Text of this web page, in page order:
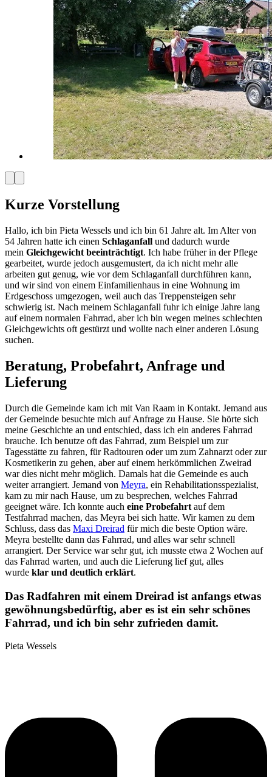
Kurze Vorstellung
Hallo, ich bin Pieta Wessels und ich bin 61 Jahre alt. Im Alter von
54 Jahren hatte ich einen Schlaganfall und dadurch wurde
mein Gleichgewicht beeinträchtigt. Ich habe früher in der Pflege
gearbeitet, wurde jedoch ausgemustert, da ich nicht mehr alle
arbeiten gut genug, wie vor dem Schlaganfall durchführen kann,
und wir sind von einem Einfamilienhaus in eine Wohnung im
Erdgeschoss umgezogen, weil auch das Treppensteigen sehr
schwierig ist. Nach meinem Schlaganfall fuhr ich einige Jahre lang
auf einem normalen Fahrrad, aber ich bin wegen meines schlechten
Gleichgewichts oft gestürzt und wollte nach einer anderen Lösung
suchen.
Beratung, Probefahrt, Anfrage und
Lieferung
Durch die Gemeinde kam ich mit Van Raam in Kontakt. Jemand aus
der Gemeinde besuchte mich auf Anfrage zu Hause. Sie hörte sich
meine Geschichte an und entschied, dass ich ein anderes Fahrrad
brauche. Ich benutze oft das Fahrrad, zum Beispiel um zur
Tagesstätte zu fahren, für Radtouren oder um zum Zahnarzt oder zur
Kosmetikerin zu gehen, aber auf einem herkömmlichen Zweirad
war dies nicht mehr möglich. Damals hat die Gemeinde es auch
weiter arrangiert. Jemand von Meyra, ein Rehabilitationsspezialist,
kam zu mir nach Hause, um zu besprechen, welches Fahrrad
geeignet wäre. Ich konnte auch eine Probefahrt auf dem
Testfahrrad machen, das Meyra bei sich hatte. Wir kamen zu dem
Schluss, dass das Maxi Dreirad für mich die beste Option wäre.
Meyra bestellte dann das Fahrrad, und alles war sehr schnell
arrangiert. Der Service war sehr gut, ich musste etwa 2 Wochen auf
das Fahrrad warten, und auch die Lieferung lief gut, alles
wurde klar und deutlich erklärt.
Das Radfahren mit einem Dreirad ist anfangs etwas
gewöhnungsbedürftig, aber es ist ein sehr schönes
Fahrrad, und ich bin sehr zufrieden damit.
Pieta Wessels